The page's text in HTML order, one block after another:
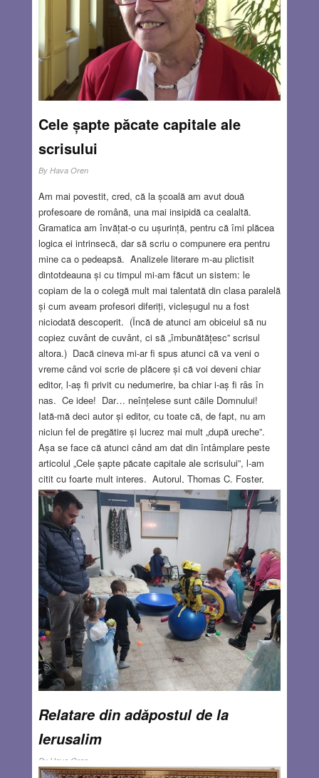
11 COMMENTS
Cele șapte păcate capitale ale
scrisului
By Hava Oren
Am mai povestit, cred, că la școală am avut două
profesoare de română, una mai insipidă ca cealaltă.
Gramatica am învățat-o cu ușurință, pentru că îmi plăcea
logica ei intrinsecă, dar să scriu o compunere era pentru
mine ca o pedeapsă. Analizele literare m-au plictisit
dintotdeauna și cu timpul mi-am făcut un sistem: le
copiam de la o colegă mult mai talentată din clasa paralelă
și cum aveam profesori diferiți, vicleșugul nu a fost
niciodată descoperit. (Încă de atunci am obiceiul să nu
copiez cuvânt de cuvânt, ci să „îmbunătățesc” scrisul
altora.) Dacă cineva mi-ar fi spus atunci că va veni o
vreme când voi scrie de plăcere și că voi deveni chiar
editor, l-aș fi privit cu nedumerire, ba chiar i-aș fi râs în
nas. Ce idee! Dar… neînțelese sunt căile Domnului!
Iată-mă deci autor și editor, cu toate că, de fapt, nu am
niciun fel de pregătire și lucrez mai mult „după ureche”.
Așa se face că atunci când am dat din întâmplare peste
articolul „Cele șapte păcate capitale ale scrisului”, l-am
citit cu foarte mult interes. Autorul, Thomas C. Foster,
este profesor de literatură contemporană le o universitate
americană și pe lângă analize literare, ține și cursuri
practice pentru cei care încearcă să scrie – nu neapărat
beletristică, ci și lucrări de specialitate sau articole…
Aha! Interesant! Nu am tradus articolul – cei interesați îl
pot citi în engleză – ci am încercat să-l prezint așa cum îl
văd eu și să scot în evidență aspectele relevante pentru
mine.
Read more…
MAR 5, 2026 20 COMMENTS
Relatare din adăpostul de la
Ierusalim
By Hava Oren